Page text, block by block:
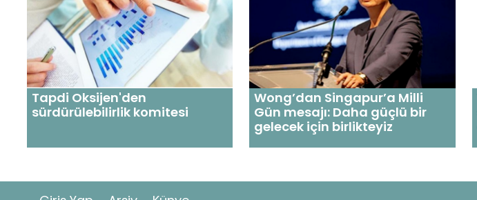
Tapdi Oksijen'den
sürdürülebilirlik komitesi
Wong’dan Singapur’a Milli
Gün mesajı: Daha güçlü bir
gelecek için birlikteyiz